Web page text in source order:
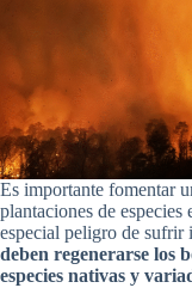
Es importante fomentar
plantaciones de
especial peligro de sufrir
deben regenerarse los
especies nativas y